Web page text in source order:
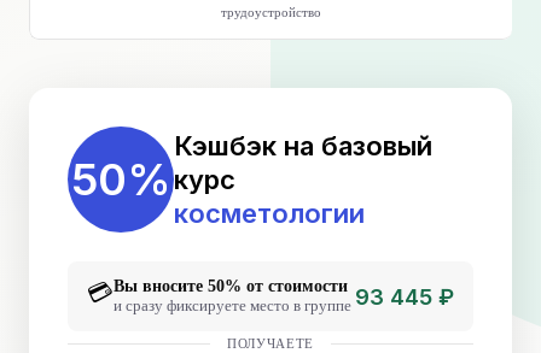
трудоустройство
50%
Кэшбэк на базовый
курс
косметологии
💳Вы вносите 50% от стоимости
и сразу фиксируете место в группе 93 445 ₽
ПОЛУЧАЕТЕ